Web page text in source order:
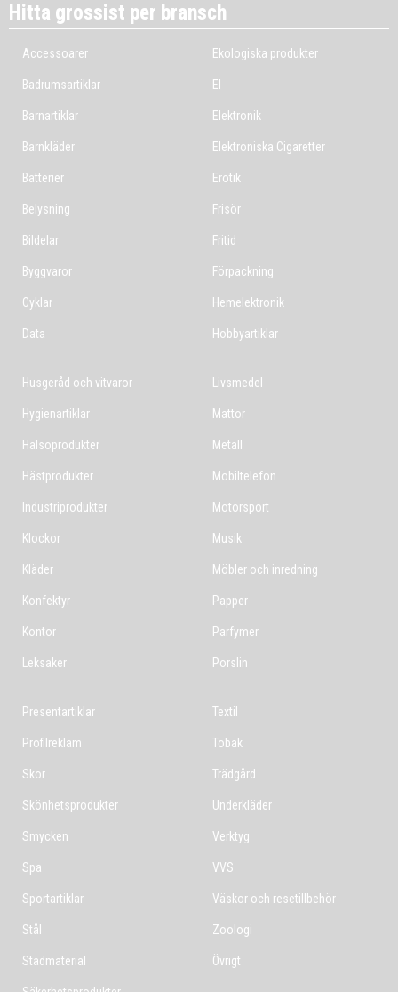
Hitta grossist per bransch
Accessoarer
Badrumsartiklar
Barnartiklar
Barnkläder
Batterier
Belysning
Bildelar
Byggvaror
Cyklar
Data
Ekologiska produkter
El
Elektronik
Elektroniska Cigaretter
Erotik
Frisör
Fritid
Förpackning
Hemelektronik
Hobbyartiklar
Husgeråd och vitvaror
Hygienartiklar
Hälsoprodukter
Hästprodukter
Industriprodukter
Klockor
Kläder
Konfektyr
Kontor
Leksaker
Livsmedel
Mattor
Metall
Mobiltelefon
Motorsport
Musik
Möbler och inredning
Papper
Parfymer
Porslin
Presentartiklar
Profilreklam
Skor
Skönhetsprodukter
Smycken
Spa
Sportartiklar
Stål
Städmaterial
Textil
Tobak
Trädgård
Underkläder
Verktyg
VVS
Väskor och resetillbehör
Zoologi
Övrigt